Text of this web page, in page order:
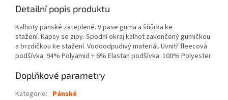
Detailní popis produktu
Kalhoty pánské zateplené. V pase guma a šňůrka ke
stažení. Kapsy se zipy. Spodní okraj kalhot zakončený gumičkou
a brzdičkou ke stažení. Vodoodpudivý materiál. Uvnitř fleecová
podšívka. 94% Polyamid + 6% Elastan podšívka: 100% Polyester
Doplňkové parametry
Kategorie: Pánské